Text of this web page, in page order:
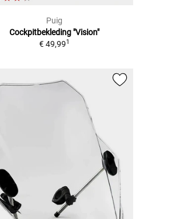
Puig
Cockpitbekleding "Vision"
€ 49,991